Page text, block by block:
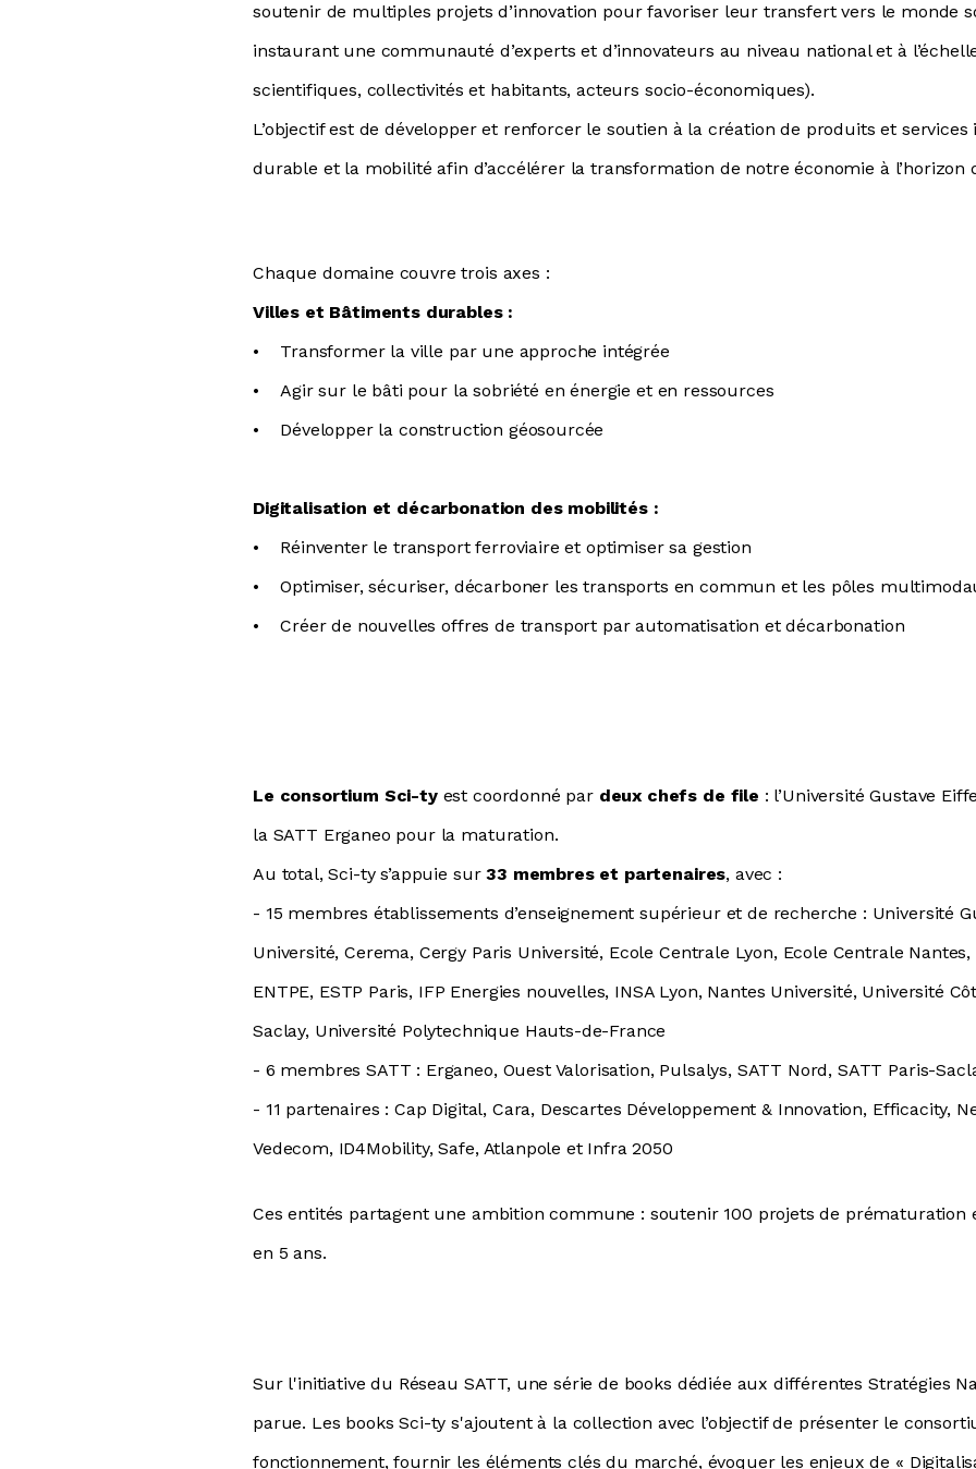
soutenir de multiples projets d’innovation pour favoriser leur transfert vers le monde
instaurant une communauté d’experts et d’innovateurs au niveau national et à
scientifiques, collectivités et habitants, acteurs socio-économiques).
L’objectif est de développer et renforcer le soutien à la création de produits et
durable et la mobilité afin d’accélérer la transformation de notre économie à l’horizon
Chaque domaine couvre trois axes :
Villes et Bâtiments durables :
• Transformer la ville par une approche intégrée
• Agir sur le bâti pour la sobriété en énergie et en ressources
• Développer la construction géosourcée
Digitalisation et décarbonation des mobilités :
• Réinventer le transport ferroviaire et optimiser sa gestion
• Optimiser, sécuriser, décarboner les transports en commun et les pôles
• Créer de nouvelles offres de transport par automatisation et décarbonation
Le consortium Sci-ty est coordonné par deux chefs de file : l’Université Gustave
la SATT Erganeo pour la maturation.
Au total, Sci-ty s’appuie sur33 membres et partenaires, avec :
- 15 membres établissements d’enseignement supérieur et de recherche : Université
Université, Cerema, Cergy Paris Université, Ecole Centrale Lyon, Ecole Centrale Nantes,
ENTPE, ESTP Paris, IFP Energies nouvelles, INSA Lyon, Nantes Université, Université
Saclay, Université Polytechnique Hauts-de-France
- 6 membres SATT : Erganeo, Ouest Valorisation, Pulsalys, SATT Nord, SATT Paris-
- 11 partenaires : Cap Digital, Cara, Descartes Développement & Innovation, Efficacity,
Vedecom, ID4Mobility, Safe, Atlanpole et Infra 2050
Ces entités partagent une ambition commune : soutenir 100 projets de prématuration
en 5 ans.
Sur l'initiative du Réseau SATT, une série de books dédiée aux différentes Stratégies
parue. Les books Sci-ty s'ajoutent à la collection avec l’objectif de présenter le
fonctionnement, fournir les éléments clés du marché, évoquer les enjeux de «